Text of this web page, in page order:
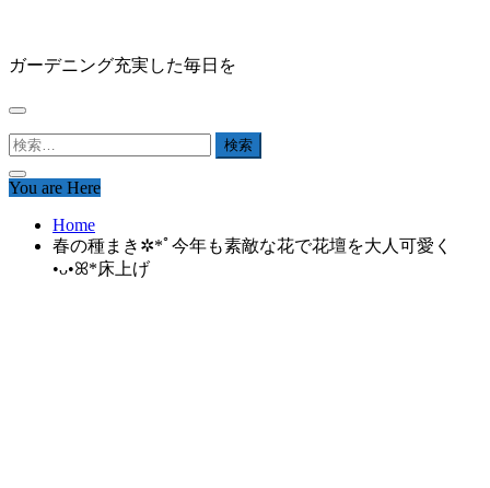
content
ガーデニング充実した毎日を
検
You are Here
Home
春の種まき✲*ﾟ今年も素敵な花で花壇を大人可愛く
•ᴗ•ꕤ*床上げ